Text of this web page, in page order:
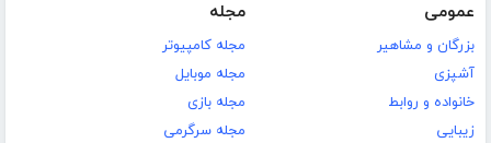
عمومی
بزرگان و مشاهیر
آشپزی
خانواده و روابط
زیبایی
مجله
مجله کامپیوتر
مجله موبایل
مجله بازی
مجله سرگرمی